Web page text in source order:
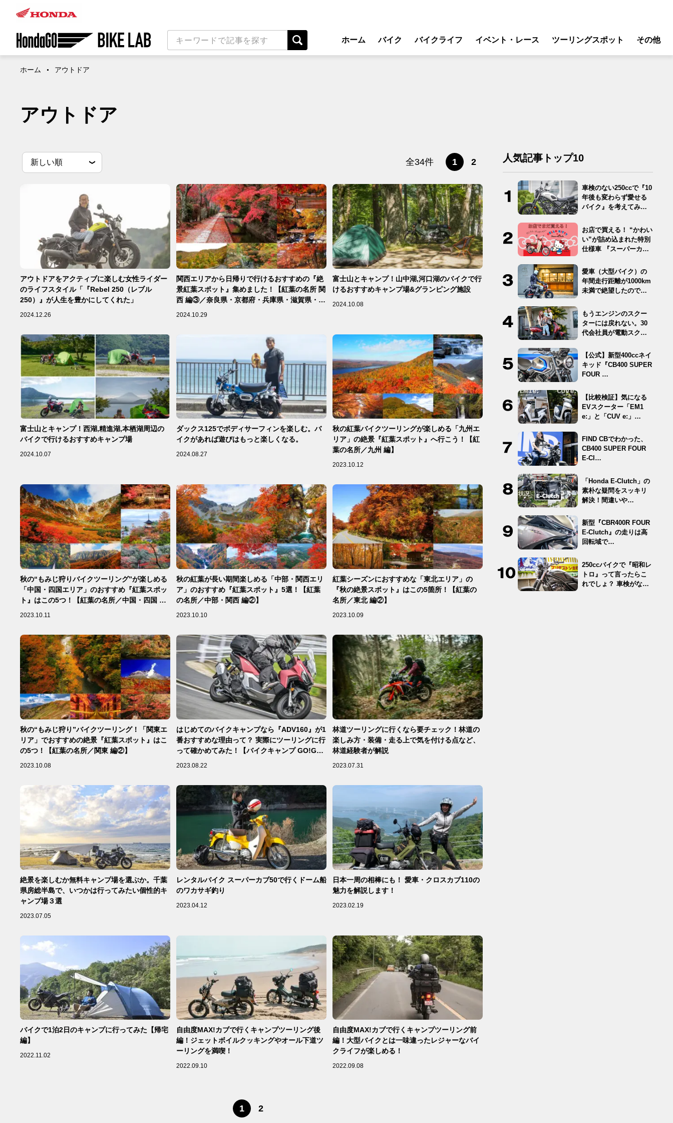
ホーム バイク バイクライフ
レンタルバイク
メンテナンス
イベント・レース ツーリングスポット その他
ホーム アウトドア
アウトドア
並
並べ替え条件
新しい順 全34件 1 2
アウトドアをアクティブに楽しむ女性ライダー
のライフスタイル「『Rebel 250（レブル
250）』が人生を豊かにしてくれた」
2024.12.26
関西エリアから日帰りで行けるおすすめの『絶
景紅葉スポット』集めました！【紅葉の名所 関
西 編③／奈良県・京都府・兵庫県・滋賀県・和
2024.10.29
富士山とキャンプ！山中湖,河口湖のバイクで行
けるおすすめキャンプ場&グランピング施設
2024.10.08
富士山とキャンプ！西湖,精進湖,本栖湖周辺の
バイクで行けるおすすめキャンプ場
2024.10.07
ダックス125でボディサーフィンを楽しむ。バ
イクがあれば遊びはもっと楽しくなる。
2024.08.27
秋の紅葉バイクツーリングが楽しめる「九州エ
リア」の絶景『紅葉スポット』へ行こう！【紅
葉の名所／九州 編】
2023.10.12
秋の“もみじ狩りバイクツーリング”が楽しめる
「中国・四国エリア」のおすすめ『紅葉スポッ
ト』はこの5つ！【紅葉の名所／中国・四国 編
②】
2023.10.11
秋の紅葉が長い期間楽しめる「中部・関西エリ
ア」のおすすめ『紅葉スポット』5選！【紅葉
の名所／中部・関西 編②】
2023.10.10
紅葉シーズンにおすすめな「東北エリア」の
『秋の絶景スポット』はこの5箇所！【紅葉の
名所／東北 編②】
2023.10.09
秋の“もみじ狩り”バイクツーリング！「関東エ
リア」でおすすめの絶景『紅葉スポット』はこ
の5つ！【紅葉の名所／関東 編②】
2023.10.08
はじめてのバイクキャンプなら『ADV160』が1
番おすすめな理由って？ 実際にツーリングに行
って確かめてみた！【バイクキャンプ GO!GO!
2023.08.22
林道ツーリングに行くなら要チェック！林道の
楽しみ方・装備・走る上で気を付ける点など、
林道経験者が解説
2023.07.31
絶景を楽しむか無料キャンプ場を選ぶか。千葉
県房総半島で、いつかは行ってみたい個性的キ
ャンプ場３選
2023.07.05
レンタルバイク スーパーカブ50で行くドーム船
のワカサギ釣り
2023.04.12
日本一周の相棒にも！ 愛車・クロスカブ110の
魅力を解説します！
2023.02.19
バイクで1泊2日のキャンプに行ってみた【帰宅
編】
2022.11.02
自由度MAX!カブで行くキャンプツーリング後
編！ジェットボイルクッキングやオール下道ツ
ーリングを満喫！
2022.09.10
自由度MAX!カブで行くキャンプツーリング前
編！大型バイクとは一味違ったレジャーなバイ
クライフが楽しめる！
2022.09.08
1 2
人気記事トップ10
車検のない250ccで『10
年後も変わらず愛せる
バイク』を考えてみ
お店で買える！ “かわい
い”が詰め込まれた特別
仕様車 『スーパーカ
愛車（大型バイク）の
年間走行距離が1000km
未満で絶望したので
もうエンジンのスクー
ターには戻れない。30
代会社員が電動スクー
【公式】新型400ccネイ
キッド『CB400 SUPER
FOUR …
【比較検証】気になる
EVスクーター「EM1
e:」と「CUV e:」…
FIND CBでわかった、
CB400 SUPER FOUR
E-Cl…
「Honda E-Clutch」の
素朴な疑問をスッキリ
解決！間違いや…
新型『CBR400R FOUR
E-Clutch』の走りは高
回転域で…
250ccバイクで『昭和レ
トロ』って言ったらこ
れでしょ？ 車検がな